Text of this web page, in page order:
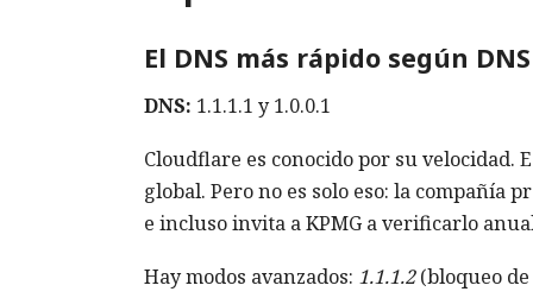
El DNS más rápido según
DNS: 1.1.1.1 y 1.0.0.1
Cloudflare es conocido por su velocidad.
global. Pero no es solo eso: la compañía
e incluso invita a KPMG a verificarlo
Hay modos avanzados: 1.1.1.2(bloqueo